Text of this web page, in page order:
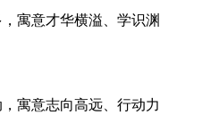
寓意才华横溢、学识渊
寓意志向高远、行动力